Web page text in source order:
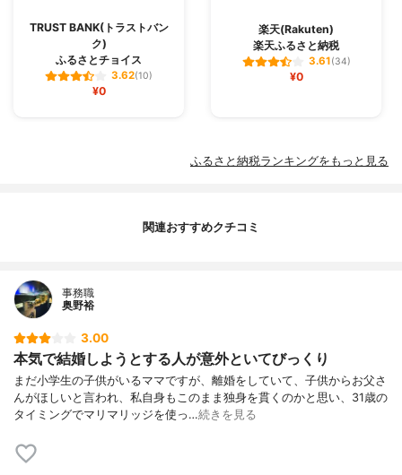
TRUST BANK(トラストバン
ク)
ふるさとチョイス
3.62(10)
¥0
楽天(Rakuten)
楽天ふるさと納税
3.61(34)
¥0
ふるさと納税ランキングをもっと見る
関連おすすめクチコミ
事務職
奥野裕
3.00
本気で結婚しようとする人が意外といてびっくり
まだ小学生の子供がいるママですが、離婚をしていて、子供からお父さ
んがほしいと言われ、私自身もこのまま独身を貫くのかと思い、31歳の
タイミングでマリマリッジを使っ…続きを見る